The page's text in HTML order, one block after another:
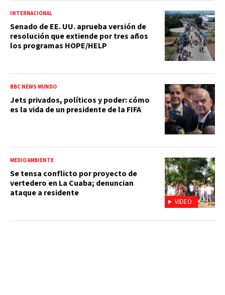
INTERNACIONAL
Senado de EE. UU. aprueba versión de
resolución que extiende por tres años
los programas HOPE/HELP
BBC NEWS MUNDO
Jets privados, políticos y poder: cómo
es la vida de un presidente de la FIFA
VIDEO
MEDIO AMBIENTE
Se tensa conflicto por proyecto de
vertedero en La Cuaba; denuncian
ataque a residente